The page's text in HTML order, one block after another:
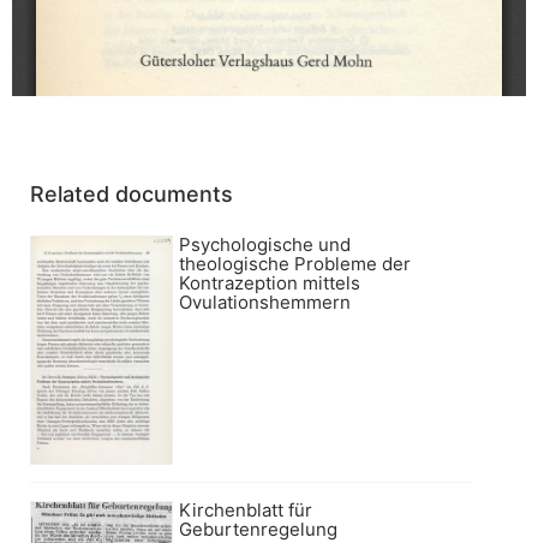
Related documents
Psychologische und
theologische Probleme der
Kontrazeption mittels
Ovulationshemmern
Kirchenblatt für
Geburtenregelung